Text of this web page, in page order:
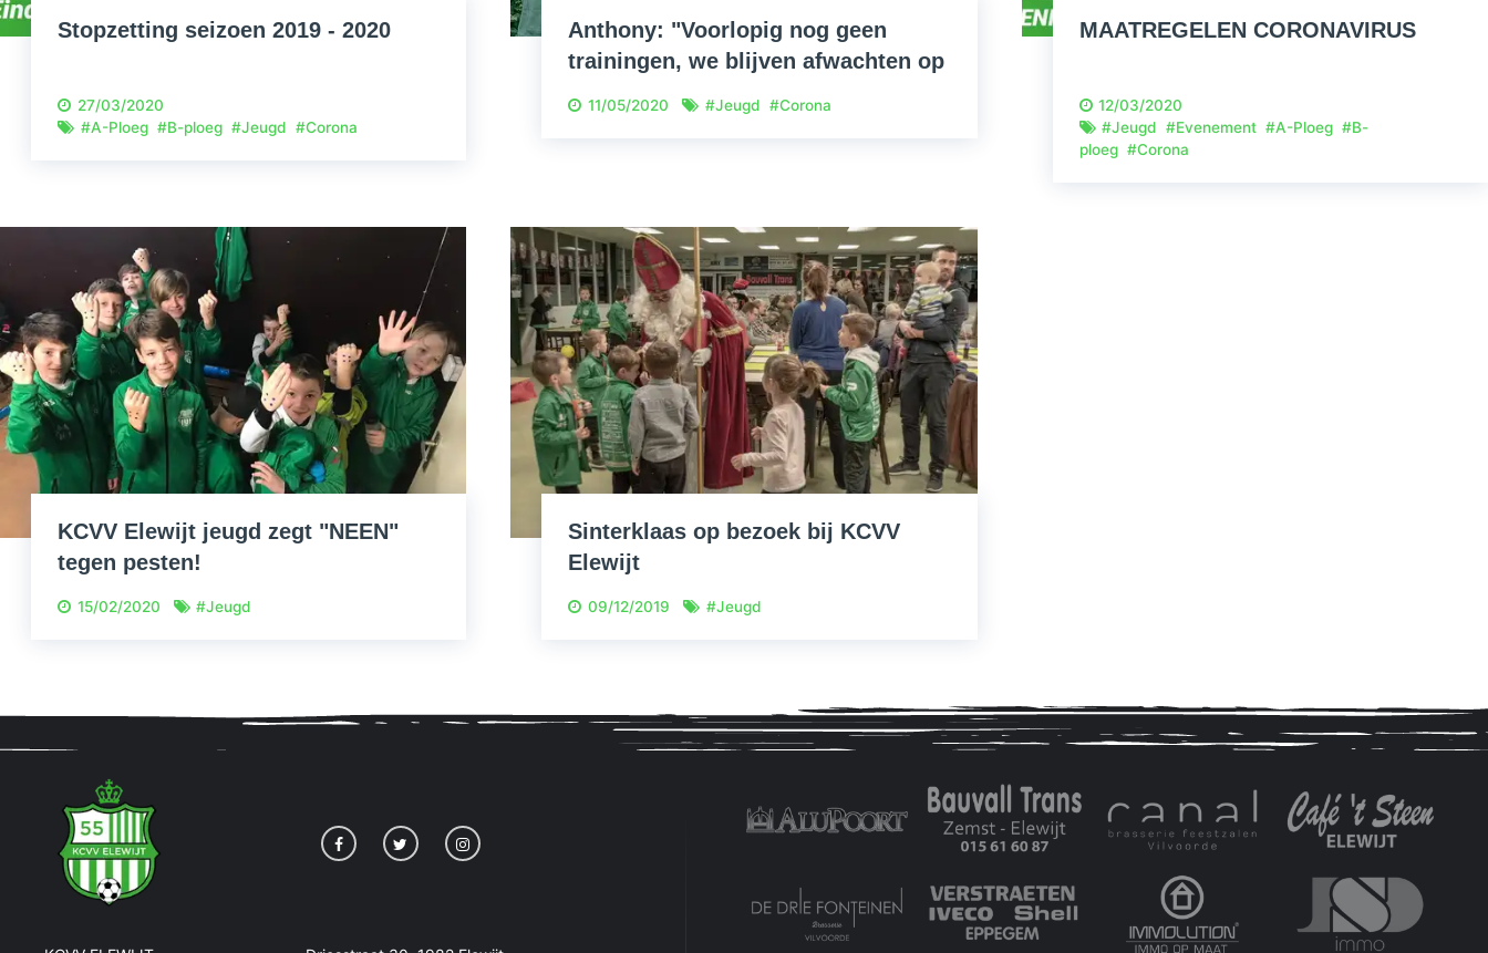
Stopzetting seizoen 2019 - 2020
27/03/2020
#A-Ploeg #B-ploeg #Jeugd #Corona
Anthony: "Voorlopig nog geen
trainingen, we blijven afwachten op
11/05/2020 #Jeugd #Corona
MAATREGELEN CORONAVIRUS
12/03/2020
#Jeugd #Evenement #A-Ploeg #B-
ploeg #Corona
KCVV Elewijt jeugd zegt "NEEN"
tegen pesten!
15/02/2020 #Jeugd
Sinterklaas op bezoek bij KCVV
Elewijt
09/12/2019 #Jeugd